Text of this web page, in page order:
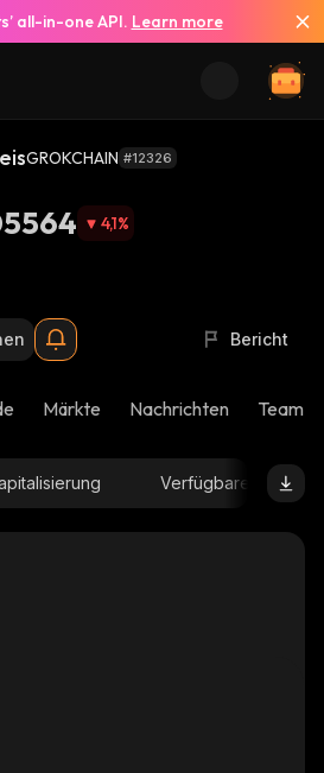
all-in-one API. Learn more
GROKCHAIN #12326
4,1%
Bericht
Märkte Nachrichten Team-
Verfügbare Menge